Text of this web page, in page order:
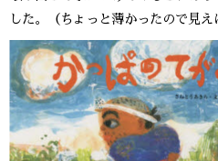
した。（ちょっと薄かったので見え